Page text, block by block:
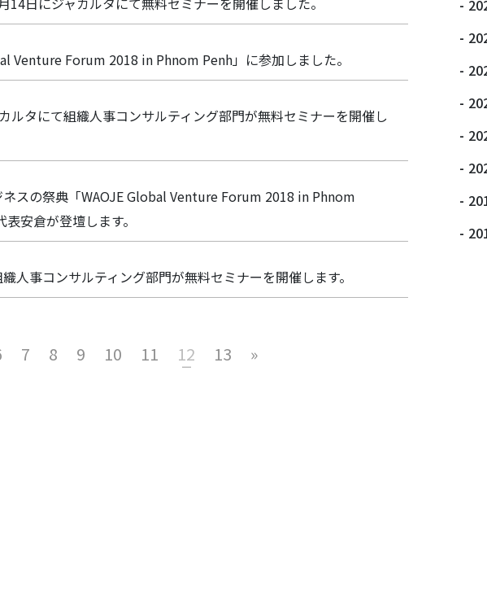
Venture Forum 2018 in Phnom Penh」に参加しました。
ルタにて組織人事コンサルティング部門が無料セミナーを開催し
スの祭典「WAOJE Global Venture Forum 2018 in Phnom
安倉が登壇します。
人事コンサルティング部門が無料セミナーを開催します。
7 8 9 10 11 12 13 »
-
-
-
-
-
-
-
-